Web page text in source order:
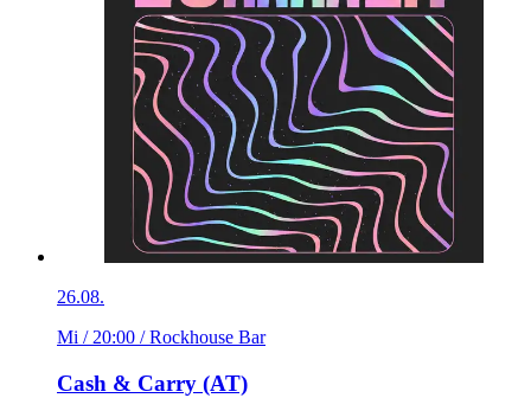
26.08.
Mi / 20:00 / Rockhouse Bar
Cash & Carry (AT)